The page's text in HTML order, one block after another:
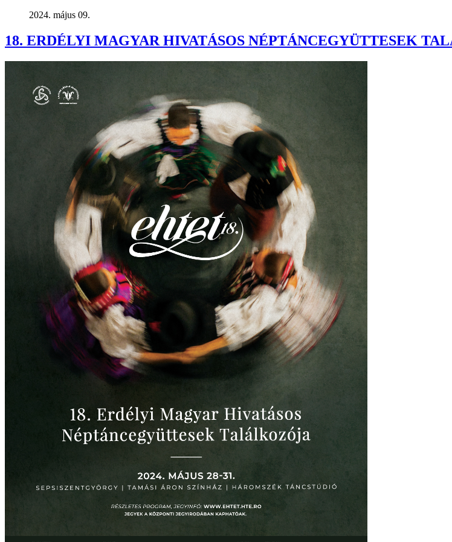
2024. május 09.
18. ERDÉLYI MAGYAR HIVATÁSOS NÉPTÁNCEGYÜTTESEK